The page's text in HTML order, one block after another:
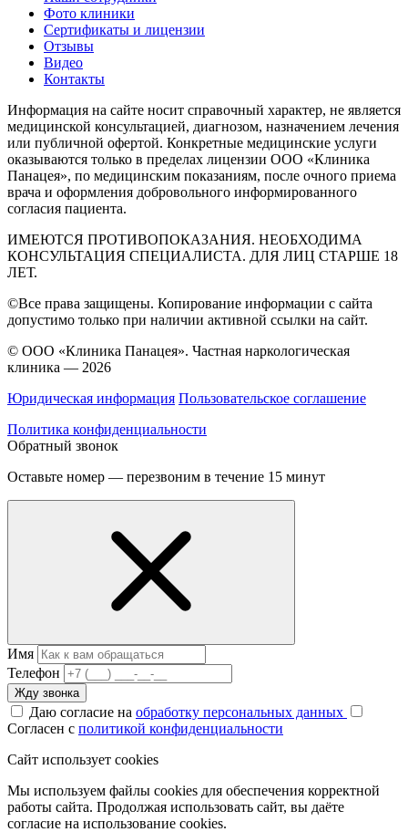
Фото клиники
Сертификаты и лицензии
Отзывы
Видео
Контакты
Информация на сайте носит справочный характер, не является
медицинской консультацией, диагнозом, назначением лечения
или публичной офертой. Конкретные медицинские услуги
оказываются только в пределах лицензии ООО «Клиника
Панацея», по медицинским показаниям, после очного приема
врача и оформления добровольного информированного
согласия пациента.
ИМЕЮТСЯ ПРОТИВОПОКАЗАНИЯ. НЕОБХОДИМА
КОНСУЛЬТАЦИЯ СПЕЦИАЛИСТА. ДЛЯ ЛИЦ СТАРШЕ 18
ЛЕТ.
©Все права защищены. Копирование информации с сайта
допустимо только при наличии активной ссылки на сайт.
© ООО «Клиника Панацея». Частная наркологическая
клиника — 2026
Юридическая информация Пользовательское соглашение
Политика конфиденциальности
Обратный звонок
Оставьте номер — перезвоним в течение 15 минут
Имя
Телефон
Жду звонка
Даю согласие на обработку персональных данных
Согласен с политикой конфиденциальности
Сайт использует cookies
Мы используем файлы cookies для обеспечения корректной
работы сайта. Продолжая использовать сайт, вы даёте
согласие на использование cookies.